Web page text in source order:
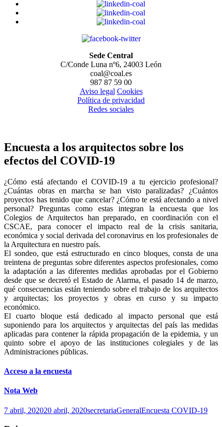
Sede Central
C/Conde Luna nº6, 24003 León
coal@coal.es
987 87 59 00
Aviso legal Cookies
Política de privacidad
Redes sociales
Encuesta a los arquitectos sobre los
efectos del COVID-19
¿Cómo está afectando el COVID-19 a tu ejercicio profesional?
¿Cuántas obras en marcha se han visto paralizadas? ¿Cuántos
proyectos has tenido que cancelar? ¿Cómo te está afectando a nivel
personal? Preguntas como estas integran la encuesta que los
Colegios de Arquitectos han preparado, en coordinación con el
CSCAE, para conocer el impacto real de la crisis sanitaria,
económica y social derivada del coronavirus en los profesionales de
la Arquitectura en nuestro país.
El sondeo, que está estructurado en cinco bloques, consta de una
treintena de preguntas sobre diferentes aspectos profesionales, como
la adaptación a las diferentes medidas aprobadas por el Gobierno
desde que se decretó el Estado de Alarma, el pasado 14 de marzo,
qué consecuencias están teniendo sobre el trabajo de los arquitectos
y arquitectas; los proyectos y obras en curso y su impacto
económico.
El cuarto bloque está dedicado al impacto personal que está
suponiendo para los arquitectos y arquitectas del país las medidas
aplicadas para contener la rápida propagación de la epidemia, y un
quinto sobre el apoyo de las instituciones colegiales y de las
Administraciones públicas.
Acceso a la encuesta
Nota Web
Publicado
7 abril, 202020 abril, 2020Autor
secretariaCategorías
GeneralEtiquetas
Encuesta COVID-19